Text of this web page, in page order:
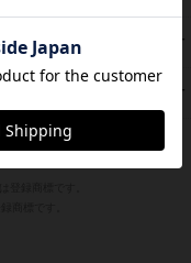
PT
PT
たApple Inc.の商標です。